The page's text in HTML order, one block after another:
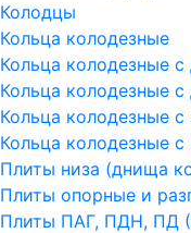
Колодцы
Кольца колодезные
Кольца колодезные
Кольца колодезные
Кольца колодезные
Кольца колодезные
Плиты низа (днища
Плиты опорные и
Плиты ПАГ, ПДН, ПД